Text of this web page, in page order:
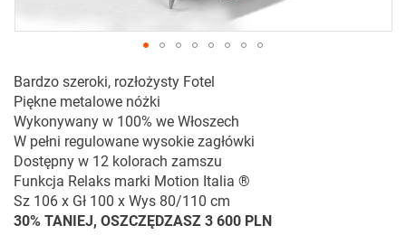
na
początek
galerii
Bardzo szeroki, rozłożysty Fotel
Piękne metalowe nóżki
Wykonywany w 100% we Włoszech
W pełni regulowane wysokie zagłówki
Dostępny w 12 kolorach zamszu
Funkcja Relaks marki Motion Italia ®
Sz 106 x Gł 100 x Wys 80/110 cm
30% TANIEJ, OSZCZĘDZASZ 3 600 PLN